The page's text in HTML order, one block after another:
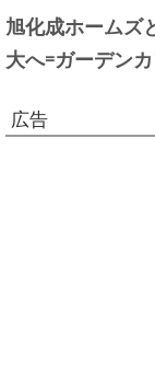
旭化成ホームズ
大へ=ガーデン
広告